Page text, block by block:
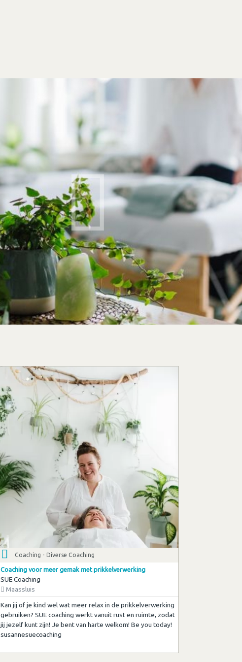
Coaching - Diverse Coaching
Coaching voor meer gemak met prikkelverwerking
SUE Coaching
Maassluis
Kan jij of je kind wel wat meer relax in de prikkelverwerking
gebruiken? SUE coaching werkt vanuit rust en ruimte, zodat
jij jezelf kunt zijn! Je bent van harte welkom! Be you today!
susannesuecoaching